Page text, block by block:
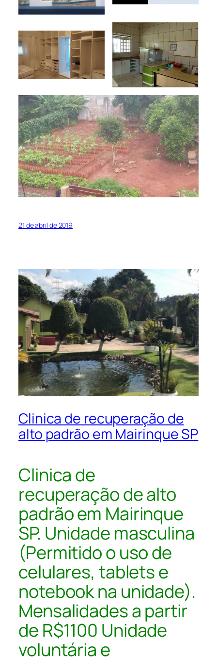
21 de abril de 2019
Clinica de recuperação de
alto padrão em Mairinque SP
Clinica de
recuperação de alto
padrão em Mairinque
SP. Unidade masculina
(Permitido o uso de
celulares, tablets e
notebook na unidade).
Mensalidades a partir
de R$1100 Unidade
voluntária e